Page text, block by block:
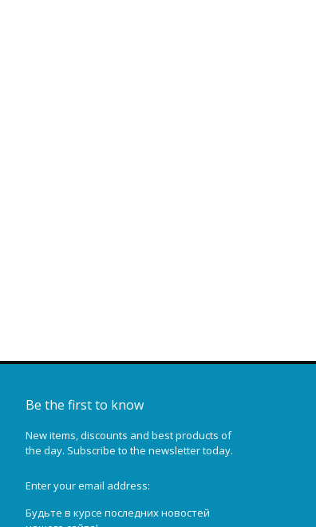
Be the first to know
New items, discounts and best products of
the day. Subscribe to the newsletter today.
Enter your email address:
Будьте в курсе последних новостей